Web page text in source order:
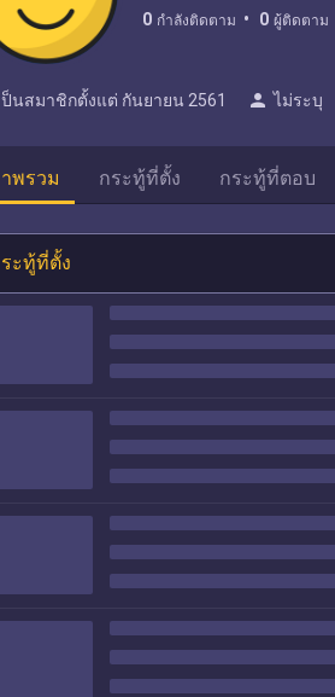
0 กำลังติดตาม 0 ผู้ติดตาม
ป็นสมาชิกตั้งแต่ กันยายน 2561 person ไม่ระบุ
พรวม กระทู้ที่ตั้ง กระทู้ที่ตอบ
ะทู้ที่ตั้ง